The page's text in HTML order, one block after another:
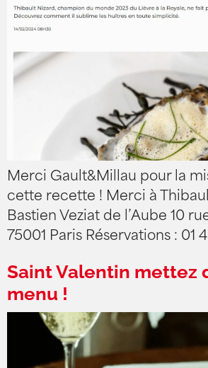
Merci Gault&Millau pour la
cette recette ! Merci à
Bastien Veziat de l’Aube 10
75001 Paris Réservations : 01
Saint Valentin mettez
menu !